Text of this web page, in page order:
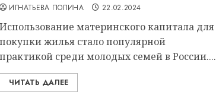
ИГНАТЬЕВА ПОЛИНА 22.02.2024
Использование материнского капитала для
покупки жилья стало популярной
практикой среди молодых семей в России....
ЧИТАТЬ ДАЛЕЕ